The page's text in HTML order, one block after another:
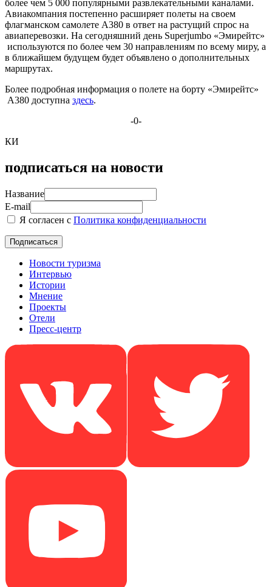
более чем 5 000 популярными развлекательными каналами.
Авиакомпания постепенно расширяет полеты на своем
флагманском самолете A380 в ответ на растущий спрос на
авиаперевозки. На сегодняшний день Superjumbo «Эмирейтс»
используются по более чем 30 направлениям по всему миру, а
в ближайшем будущем будет объявлено о дополнительных
маршрутах.
Более подробная информация о полете на борту «Эмирейтс»
A380 доступна здесь.
-0-
КИ
подписаться на новости
Название
E-mail
Я согласен с Политика конфиденциальности
Новости туризма
Интервью
Истории
Мнение
Проекты
Отели
Пресс-центр